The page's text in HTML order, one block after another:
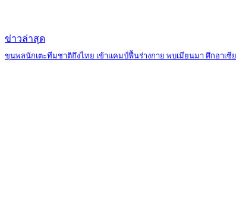
ข่าวล่าสุด
ขุนพลนักเตะทีมชาติถึงไทย เข้าแคมป์ฟื้นร่างกาย พบเมียนมา ศึกอาเซี